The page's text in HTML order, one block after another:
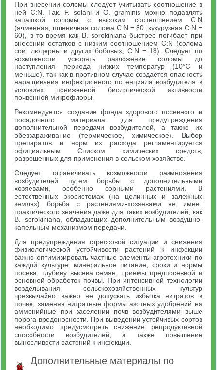
При внесении соломы следует учитывать соотношение в
ней C:N. Так, F. solani и О. graminis можно подавлять
запашкой соломы с высоким соотношением C:N
(ячменная, пшеничная солома С:N = 80; кукурузная C:N =
60), в то время как В. sorokiniana быстрее погибает при
внесении остатков с низким соотношением С:N (солома
сои, люцерны и других бобовых, С:N = 18). Следует по
возможности ускорять разложение соломы до
наступления периода низких температур (10°С и
меньше), так как в противном случае создается опасность
наращивания инфекционного потенциала возбудителя в
условиях пониженной биологической активности
почвенной микрофлоры.
Рекомендуется создание фонда здорового посевного и
посадочного материала для предупреждения
дополнительной передачи возбудителей, а также их
обеззараживание (термическое, химическое). Выбор
препаратов и норм их расхода регламентируется
официальным Списком химических средств,
разрешенных для применения в сельском хозяйстве.
Следует ограничивать возможности размножения
возбудителей путем борьбы с дополнительными
хозяевами, особенно сорными растениями. В
естественных экосистемах (на целинных и залежных
землях) борьба с растениями-хозяевами не имеет
практического значения даже для таких возбудителей, как
В. sorokiniana, обладающих дополнительным воздушно-
капельным механизмом передачи.
Для предупреждения стрессовой ситуации и снижения
физиологической устойчивости растений к инфекции
важно оптимизировать частные элементы агротехники по
каждой культуре: минеральное питание, сроки и нормы
посева, глубину высева семян, приемы предпосевной и
основной обработок почвы. При интенсивной технологии
возделывания сельскохозяйственных культур
чрезвычайно важно не допускать избытка нитратов в
почве, заменяя нитратные формы азотных удобрений на
аммонийные при заселении почв возбудителями выше
порога вредоносности. При выведении устойчивых сортов
необходимо предусмотреть снижение репродуктивной
способности возбудителей, а также повышение
выносливости растений к инфекции.
Дополнительные материалы по